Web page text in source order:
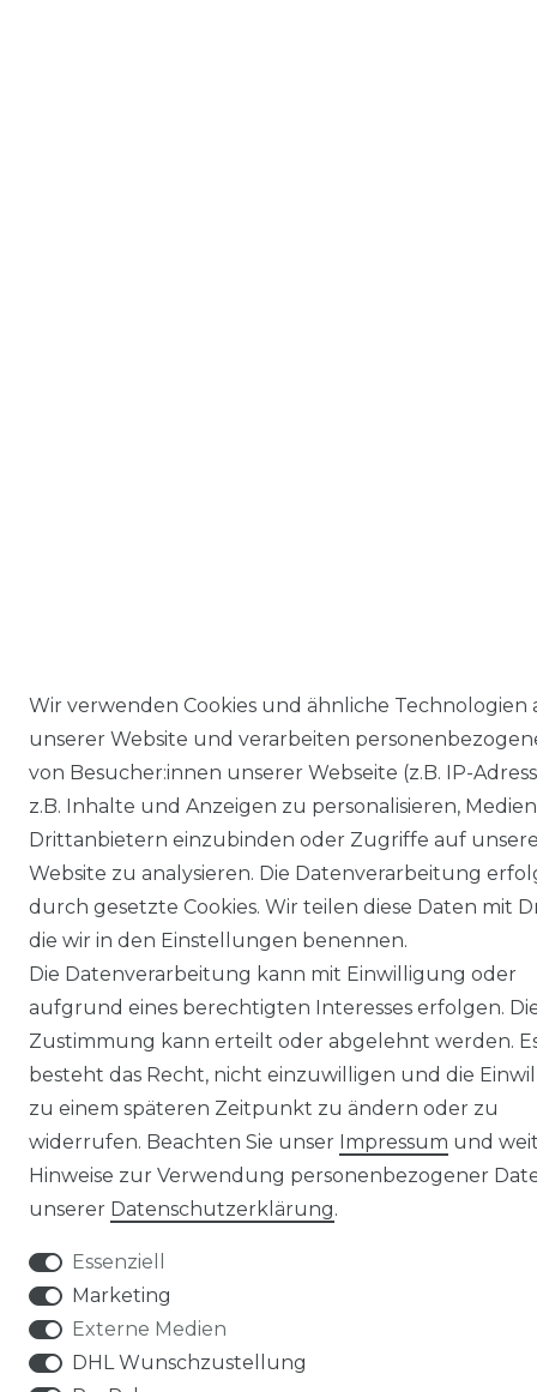
Wir verwenden Cookies und ähnliche Technologien
unserer Website und verarbeiten
von Besucher:innen unserer Webseite (z.B. IP-
z.B. Inhalte und Anzeigen zu personalisieren,
Drittanbietern einzubinden oder Zugriffe auf
Website zu analysieren. Die Datenverarbeitung
durch gesetzte Cookies. Wir teilen diese Daten mit
die wir in den Einstellungen benennen.
Die Datenverarbeitung kann mit Einwilligung oder
aufgrund eines berechtigten Interesses erfolgen.
Zustimmung kann erteilt oder abgelehnt werden.
besteht das Recht, nicht einzuwilligen und die
zu einem späteren Zeitpunkt zu ändern oder zu
widerrufen. Beachten Sie unser Impressum und
Hinweise zur Verwendung personenbezogener
unserer Daten­schutz­erklärung.
Essenziell
Marketing
Externe Medien
DHL Wunschzustellung